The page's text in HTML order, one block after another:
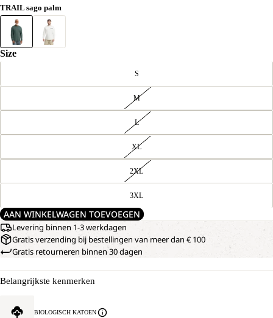
TRAIL sago palm
Size
S
M
L
XL
2XL
3XL
AAN WINKELWAGEN TOEVOEGEN
Levering binnen 1-3 werkdagen
Gratis verzending bij bestellingen van meer dan € 100
Gratis retourneren binnen 30 dagen
Belangrijkste kenmerken
BIOLOGISCH KATOEN